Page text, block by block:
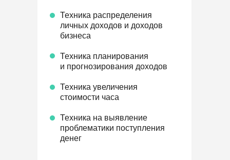
Техника распределения
личных доходов и доходов
бизнеса
Техника планирования
и прогнозирования доходов
Техника увеличения
стоимости часа
Техника на выявление
проблематики поступления
денег